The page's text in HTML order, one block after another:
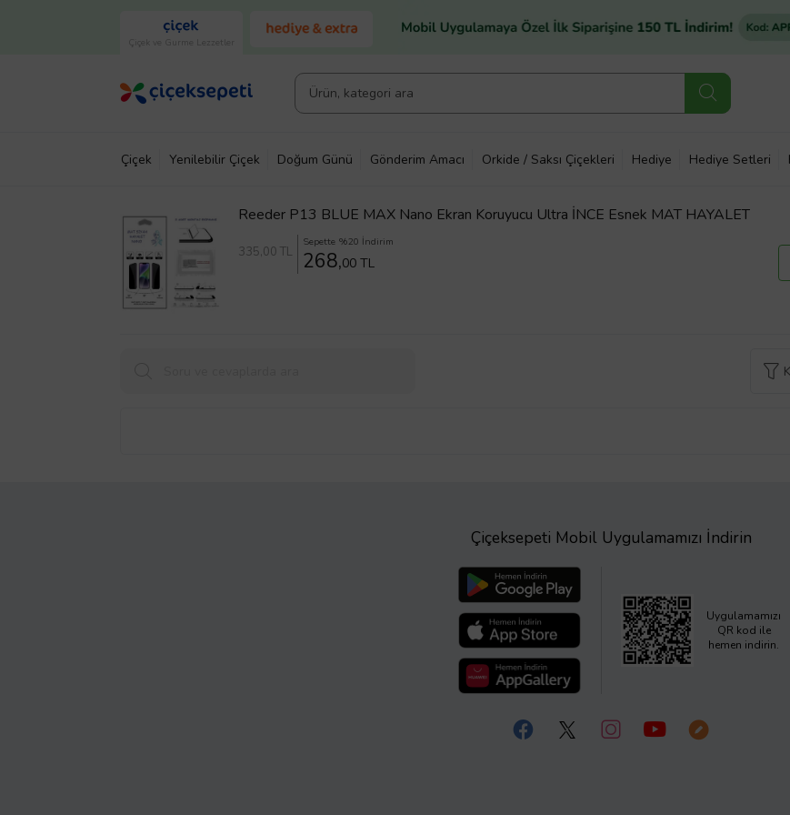
Çiçek ve Gurme Lezzetler
Çiçek Yenilebilir Çiçek Doğum Günü Gönderim Amacı Orkide / Saksı Çiçekleri Hediye Hediye Setleri
Reeder P13 BLUE MAX Nano Ekran Koruyucu Ultra İNCE Esnek MAT HAYALET
335,00 TL
Sepette %20 İndirim
268,00 TL
Çiçeksepeti Mobil Uygulamamızı İndirin
Uygulamamızı
QR kod ile
hemen indirin.